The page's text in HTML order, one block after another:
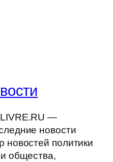
LIVRE.RU —
новости
новостей политики
общества,